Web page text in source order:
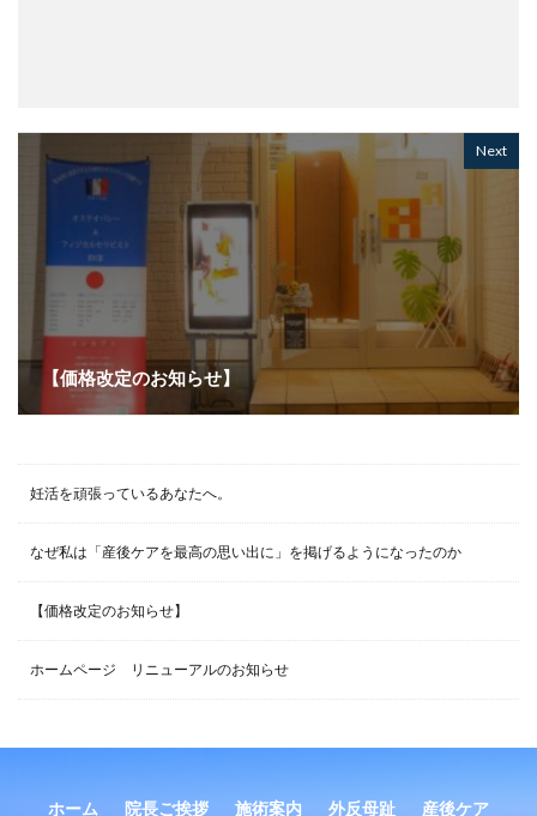
Next
【価格改定のお知らせ】
妊活を頑張っているあなたへ。
なぜ私は「産後ケアを最高の思い出に」を掲げるようになったのか
【価格改定のお知らせ】
ホームページ リニューアルのお知らせ
ホーム 院長ご挨拶 施術案内 外反母趾 産後ケア